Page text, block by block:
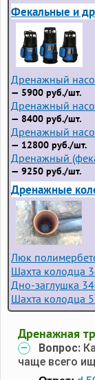
Фекальные и
Дренажный
— 5900 руб./шт.
Дренажный
— 8400 руб./шт.
Дренажный
— 12800 руб./шт.
Дренажный
— 9250 руб./шт.
Дренажные
Люк
Шахта колодца
Дно-заглушка
Шахта колодца
Дренажная
Вопрос:
чаще всего